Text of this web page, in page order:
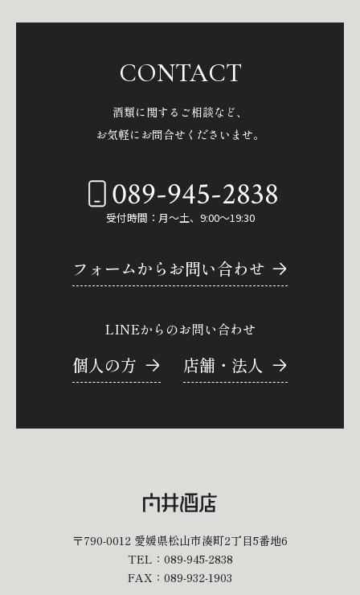
CONTACT
酒類に関するご相談など、
お気軽にお問合せくださいませ。
089-945-2838
受付時間：月～土、9:00～19:30
フォームからお問い合わせ
LINEからのお問い合わせ
個人の方 店舗・法人
〒790-0012 愛媛県松山市湊町2丁目5番地6
TEL： 089-945-2838
FAX：089-932-1903